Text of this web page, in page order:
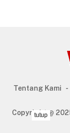
Tentang Kami
Copyright @
tutup